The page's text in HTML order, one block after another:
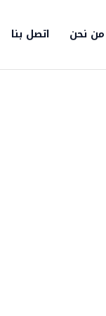
من نحن اتصل بنا